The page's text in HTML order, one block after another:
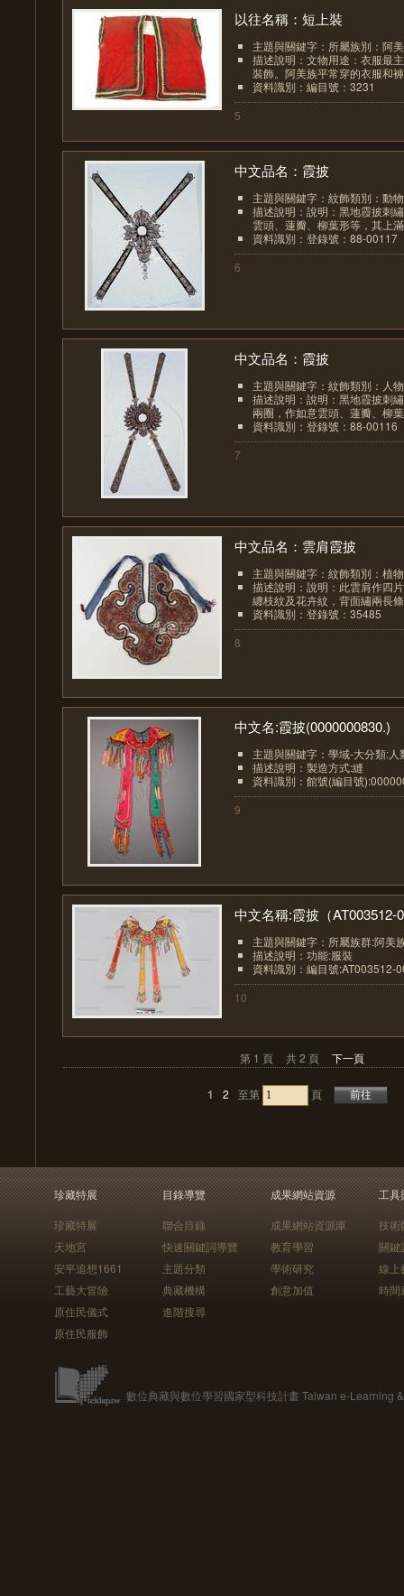
以往名稱：短上裝
主題與關鍵字：所屬族別：阿
描述說明：文物用途：衣服最
裝飾。阿美族平常穿的衣服和
資料識別：編目號：3231
5
中文品名：霞披
主題與關鍵字：紋飾類別：動
描述說明：說明：黑地霞披刺
雲頭、蓮瓣、柳葉形等，其上
資料識別：登錄號：88-00117
6
中文品名：霞披
主題與關鍵字：紋飾類別：人
描述說明：說明：黑地霞披刺
兩圈，作如意雲頭、蓮瓣、柳
資料識別：登錄號：88-00116
7
中文品名：雲肩霞披
主題與關鍵字：紋飾類別：植
描述說明：說明：此雲肩作四
纏枝紋及花卉紋，背面繡兩長
資料識別：登錄號：35485
8
中文名:霞披(0000000830.)
主題與關鍵字：學域-大分類:人
描述說明：製造方式:縫
資料識別：館號(編目號
9
中文名稱:霞披（AT003512-
主題與關鍵字：所屬族群:阿美
描述說明：功能:服裝
資料識別：編目號:AT003512-
10
第 1 頁 共 2 頁 下一頁
1 2 至第 頁
珍藏特展
珍藏特展
天地宮
安平追想1661
工藝大冒險
原住民儀式
原住民服飾
目錄導覽
聯合目錄
快速關鍵詞導覽
主題分類
典藏機構
進階搜尋
成果網站資源
成果網站資源庫
教育學習
學術研究
創意加值
工具
技術
關鍵
線上
時間
數位典藏與數位學習國家型科技計畫 Taiwan e-Learning